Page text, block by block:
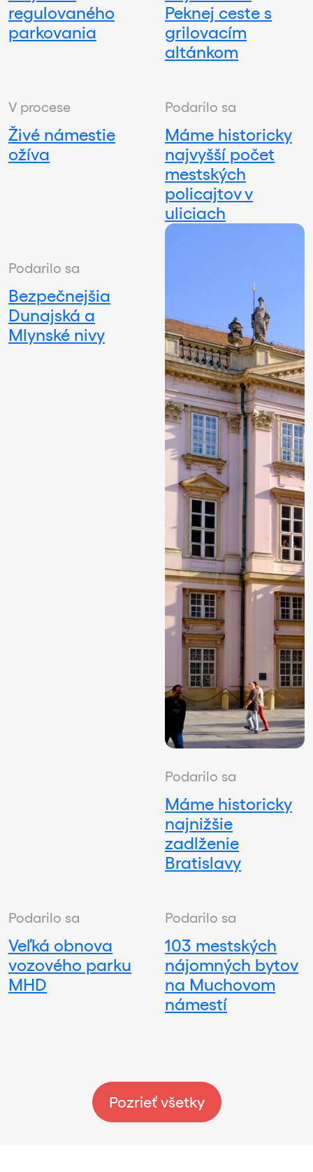
regulovaného
parkovania
Peknej ceste s
grilovacím
altánkom
V procese
Živé námestie
ožíva
Podarilo sa
Máme historicky
najvyšší počet
mestských
policajtov v
uliciach
Podarilo sa
Bezpečnejšia
Dunajská a
Mlynské nivy
Podarilo sa
Máme historicky
najnižšie
zadlženie
Bratislavy
Podarilo sa
Veľká obnova
vozového parku
MHD
Podarilo sa
103 mestských
nájomných bytov
na Muchovom
námestí
Pozrieť všetky